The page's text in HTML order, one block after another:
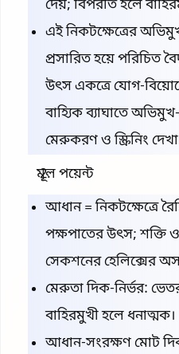
দেয়; বিপরীত হলে
এই নিকটক্ষেত্রের
প্রসারিত হয়ে পরিচিত
উৎস একত্রে যোগ-
বাহ্যিক ব্যাঘাতে
মেরুকরণ ও স্ক্রিনিং
মূল পয়েন্ট
আধান = নিকটক্ষেত্রে
পক্ষপাতের উৎস; শক্তি ও
সেকশনের হেলিক্সের
মেরুতা দিক-নির্ভর:
বাহিরমুখী হলে ধনাত্মক।
আধান-সংরক্ষণ মোট